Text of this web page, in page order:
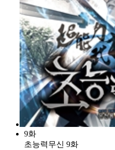
9화
초능력무신 9화